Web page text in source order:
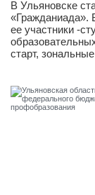
В Ульяновске
«Гражданиада».
ее участники -
старт,